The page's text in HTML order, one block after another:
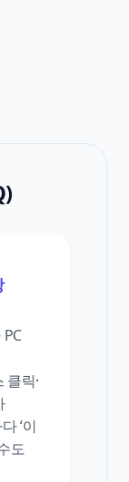
클릭·
‘이
도